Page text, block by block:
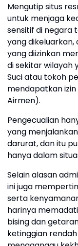
Mengutip situs
untuk menjaga
sensitif di negara
yang
yang diizinkan
di sekitar wilayah
Suci atau tokoh
mendapatkan
Airmen).
Pengecualian
yang
darurat, dan itu
hanya dalam
Selain alasan
ini juga
serta
harinya
bising dan
ketinggian